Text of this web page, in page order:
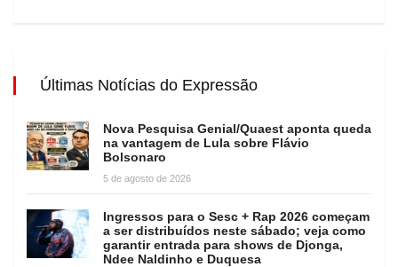
Últimas Notícias do Expressão
Nova Pesquisa Genial/Quaest aponta queda
na vantagem de Lula sobre Flávio
Bolsonaro
5 de agosto de 2026
Ingressos para o Sesc + Rap 2026 começam
a ser distribuídos neste sábado; veja como
garantir entrada para shows de Djonga,
Ndee Naldinho e Duquesa